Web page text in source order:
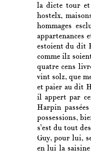
la dicte tour et
hostelx,
hommages
appartenances
estoient du dit
comme ilz
quatre cens
vint solz, que
et paier au dit
il appert par
Harpin
possessions,
s’est du tout
Guy, pour lui,
en lui la